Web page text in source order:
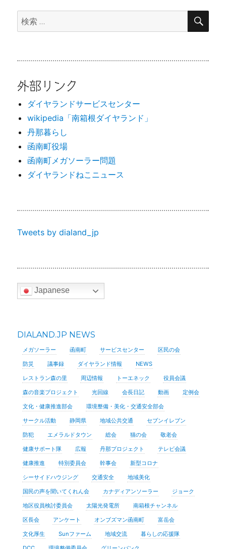
検
索:
検
外部リンク
ダイヤランドサービスセンター
wikipedia「南箱根ダイヤランド」
丹那暮らし
函南町役場
函南町メガソーラー問題
ダイヤランドねこニュース
Tweets by dialand_jp
Japanese
DIALAND.JP NEWS
メガソーラー 函南町 サービスセンター
区民の会
防災
議事録 ダイヤランド情報
NEWS
レストラン森の里
周辺情報 トーエネック
役員会議
森の音楽プロジェクト
光回線 会長日記 動画
定例会
文化・健康推進部会
環境整備・美化・交通安全部会
サークル活動
静岡県 地域公共交通
セブンイレブン
防犯
エメラルドタウン 総会 猫の会
敬老会
健康サポート隊
広報 丹那プロジェクト
テレビ会議
健康推進
特別委員会 幹事会
新型コロナ
シーサイドハウジング
交通安全
地域美化
国民の声を聞いてくれん会
カナディアンソーラー
ジョーク
地区役員検討委員会
太陽光発電所
南箱根チャンネル
区長会
アンケート オンブズマン函南町
富岳会
文化厚生
Sunファーム 地域交流
暮らしの応援隊